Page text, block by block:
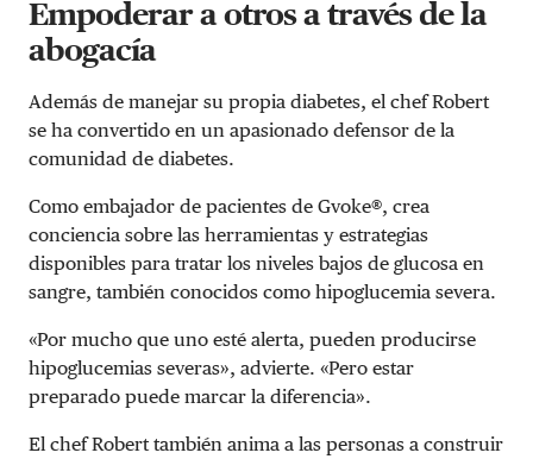
Empoderar a otros a través de la
abogacía
Además de manejar su propia diabetes, el chef Robert
se ha convertido en un apasionado defensor de la
comunidad de diabetes.
Como embajador de pacientes de Gvoke®, crea
conciencia sobre las herramientas y estrategias
disponibles para tratar los niveles bajos de glucosa en
sangre, también conocidos como hipoglucemia severa.
«Por mucho que uno esté alerta, pueden producirse
hipoglucemias severas», advierte. «Pero estar
preparado puede marcar la diferencia».
El chef Robert también anima a las personas a construir